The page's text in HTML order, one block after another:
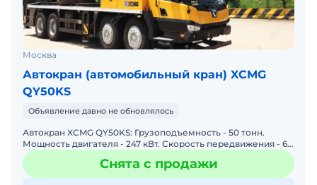
Москва
Автокран (автомобильный кран) XCMG
QY50KS
Объявление давно не обновлялось
Автокран XCMG QY50KS: Грузоподъемность - 50 тонн.
Мощность двигателя - 247 кВт. Скорость передвижения - 66
км/ч. Скорость поворота - 2 об./мин. Высота подъ
Снята с продажи